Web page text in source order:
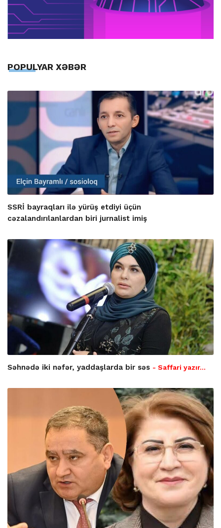
POPULYAR XƏBƏR
SSRİ bayraqları ilə yürüş etdiyi üçün
cəzalandırılanlardan biri jurnalist imiş
Səhnədə iki nəfər, yaddaşlarda bir səs - Saffari yazır…